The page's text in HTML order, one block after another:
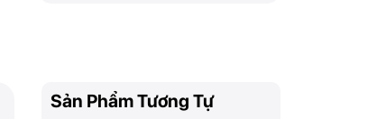
Sản Phẩm Tương Tự